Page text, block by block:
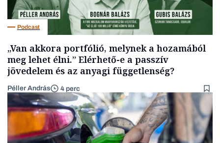
Podcast
„Van akkora portfólió, melynek a hozamából
meg lehet élni.” Elérhető-e a passzív
jövedelem és az anyagi függetlenség?
Péller András 4 perc